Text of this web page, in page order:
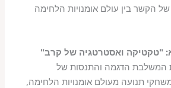
הקשר בין עולם אומנויות הלחימה
"טקטיקה ואסטרטגיה של קרב"
המשלבת הדגמה והתנסות של
תנועה מעולם אומנויות הלחימה,